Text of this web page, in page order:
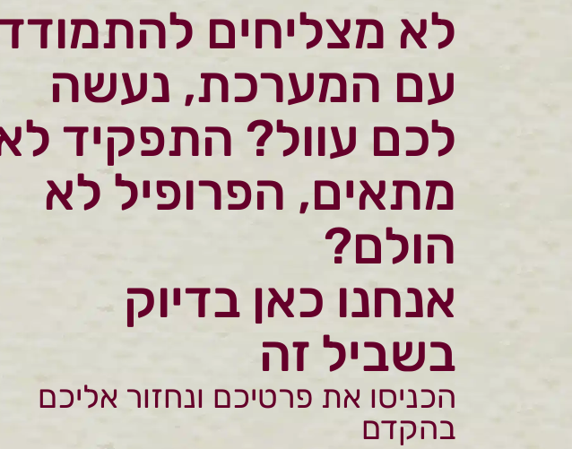
לא מצליחים
עם המערכת, נעשה
לכם עוול? התפקיד
מתאים, הפרופיל לא
הולם?
אנחנו כאן בדיוק
בשביל זה
הכניסו את פרטיכם ונחזור אליכם
בהקדם